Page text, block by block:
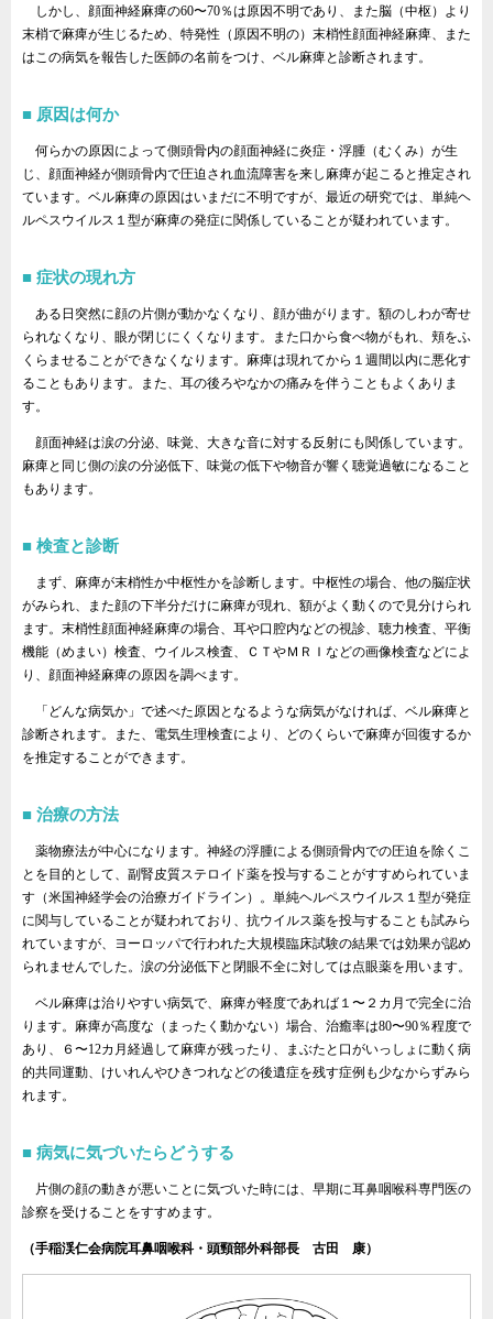
しかし、顔面神経麻痺の60〜70％は原因不明であり、また脳（中枢）より
末梢で麻痺が生じるため、特発性（原因不明の）末梢性顔面神経麻痺、また
はこの病気を報告した医師の名前をつけ、ベル麻痺と診断されます。
原因は何か
何らかの原因によって側頭骨内の顔面神経に炎症・浮腫（むくみ）が生
じ、顔面神経が側頭骨内で圧迫され血流障害を来し麻痺が起こると推定され
ています。ベル麻痺の原因はいまだに不明ですが、最近の研究では、単純ヘ
ルペスウイルス１型が麻痺の発症に関係していることが疑われています。
症状の現れ方
ある日突然に顔の片側が動かなくなり、顔が曲がります。額のしわが寄せ
られなくなり、眼が閉じにくくなります。また口から食べ物がもれ、頬をふ
くらませることができなくなります。麻痺は現れてから１週間以内に悪化す
ることもあります。また、耳の後ろやなかの痛みを伴うこともよくありま
す。
顔面神経は涙の分泌、味覚、大きな音に対する反射にも関係しています。
麻痺と同じ側の涙の分泌低下、味覚の低下や物音が響く聴覚過敏になること
もあります。
検査と診断
まず、麻痺が末梢性か中枢性かを診断します。中枢性の場合、他の脳症状
がみられ、また顔の下半分だけに麻痺が現れ、額がよく動くので見分けられ
ます。末梢性顔面神経麻痺の場合、耳や口腔内などの視診、聴力検査、平衡
機能（めまい）検査、ウイルス検査、ＣＴやＭＲＩなどの画像検査などによ
り、顔面神経麻痺の原因を調べます。
「どんな病気か」で述べた原因となるような病気がなければ、ベル麻痺と
診断されます。また、電気生理検査により、どのくらいで麻痺が回復するか
を推定することができます。
治療の方法
薬物療法が中心になります。神経の浮腫による側頭骨内での圧迫を除くこ
とを目的として、副腎皮質ステロイド薬を投与することがすすめられていま
す（米国神経学会の治療ガイドライン）。単純ヘルペスウイルス１型が発症
に関与していることが疑われており、抗ウイルス薬を投与することも試みら
れていますが、ヨーロッパで行われた大規模臨床試験の結果では効果が認め
られませんでした。涙の分泌低下と閉眼不全に対しては点眼薬を用います。
ベル麻痺は治りやすい病気で、麻痺が軽度であれば１〜２カ月で完全に治
ります。麻痺が高度な（まったく動かない）場合、治癒率は80〜90％程度で
あり、６〜12カ月経過して麻痺が残ったり、まぶたと口がいっしょに動く病
的共同運動、けいれんやひきつれなどの後遺症を残す症例も少なからずみら
れます。
病気に気づいたらどうする
片側の顔の動きが悪いことに気づいた時には、早期に耳鼻咽喉科専門医の
診察を受けることをすすめます。
（手稲渓仁会病院耳鼻咽喉科・頭頸部外科部長 古田 康）